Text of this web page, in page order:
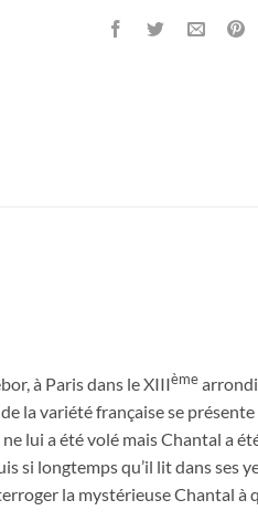
à Paris dans le XIIIème
la variété française se
lui a été volé mais Chantal a
si longtemps qu’il lit dans ses
la mystérieuse Chantal